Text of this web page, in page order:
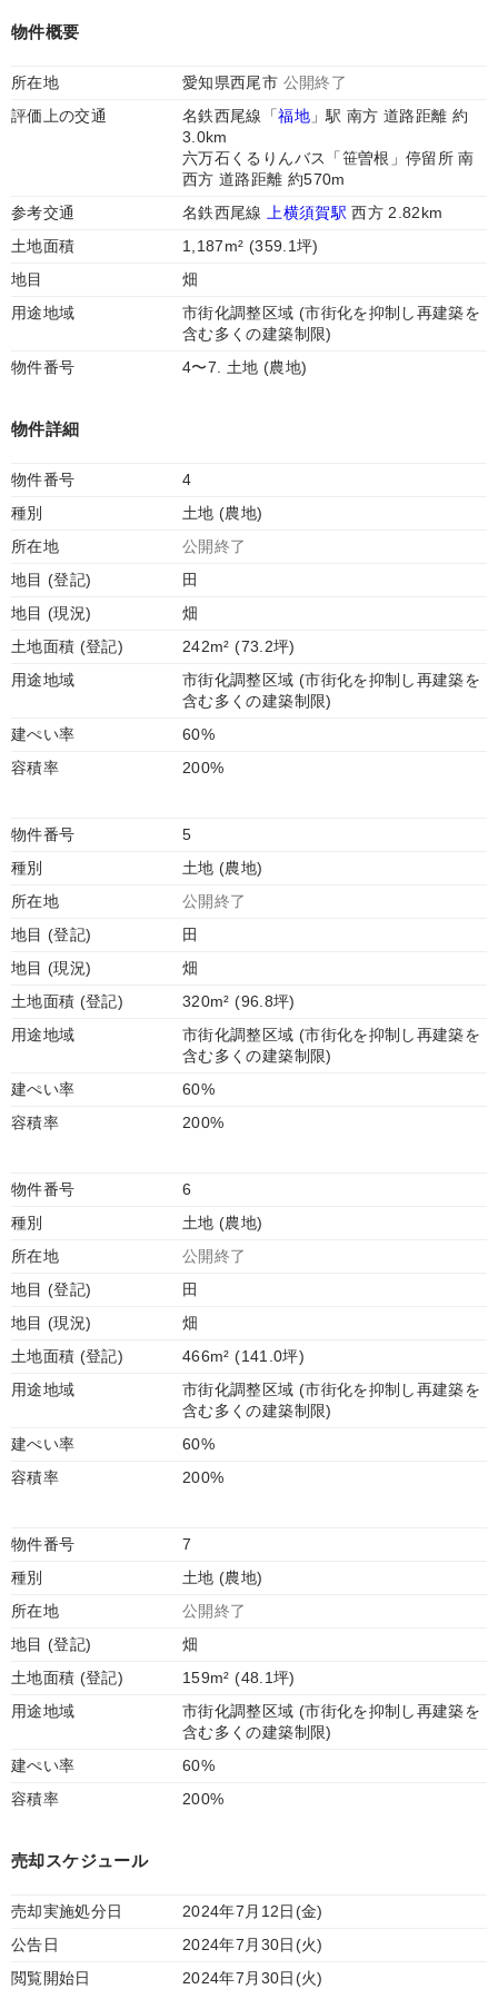
物件概要
所在地 愛知県西尾市 公開終了
評価上の交通
名鉄西尾線「福地」駅 南方 道路距離 約
3.0km
六万石くるりんバス「笹曽根」停留所 南
西方 道路距離 約570m
参考交通
名鉄西尾線 上横須賀駅 西方 2.82km
土地面積
1,187m² (359.1坪)
地目
畑
用途地域
市街化調整区域 (市街化を抑制し再建築を
含む多くの建築制限)
物件番号
4〜7. 土地 (農地)
物件詳細
物件番号
4
種別
土地 (農地)
所在地
公開終了
地目 (登記)
田
地目 (現況)
畑
土地面積 (登記)
242m² (73.2坪)
用途地域
市街化調整区域 (市街化を抑制し再建築を
含む多くの建築制限)
建ぺい率
60%
容積率
200%
物件番号
5
種別
土地 (農地)
所在地
公開終了
地目 (登記)
田
地目 (現況)
畑
土地面積 (登記)
320m² (96.8坪)
用途地域
市街化調整区域 (市街化を抑制し再建築を
含む多くの建築制限)
建ぺい率
60%
容積率
200%
物件番号
6
種別
土地 (農地)
所在地
公開終了
地目 (登記)
田
地目 (現況)
畑
土地面積 (登記)
466m² (141.0坪)
用途地域
市街化調整区域 (市街化を抑制し再建築を
含む多くの建築制限)
建ぺい率
60%
容積率
200%
物件番号
7
種別
土地 (農地)
所在地
公開終了
地目 (登記)
畑
土地面積 (登記)
159m² (48.1坪)
用途地域
市街化調整区域 (市街化を抑制し再建築を
含む多くの建築制限)
建ぺい率
60%
容積率
200%
売却スケジュール
売却実施処分日
2024年7月12日(金)
公告日
2024年7月30日(火)
閲覧開始日
2024年7月30日(火)